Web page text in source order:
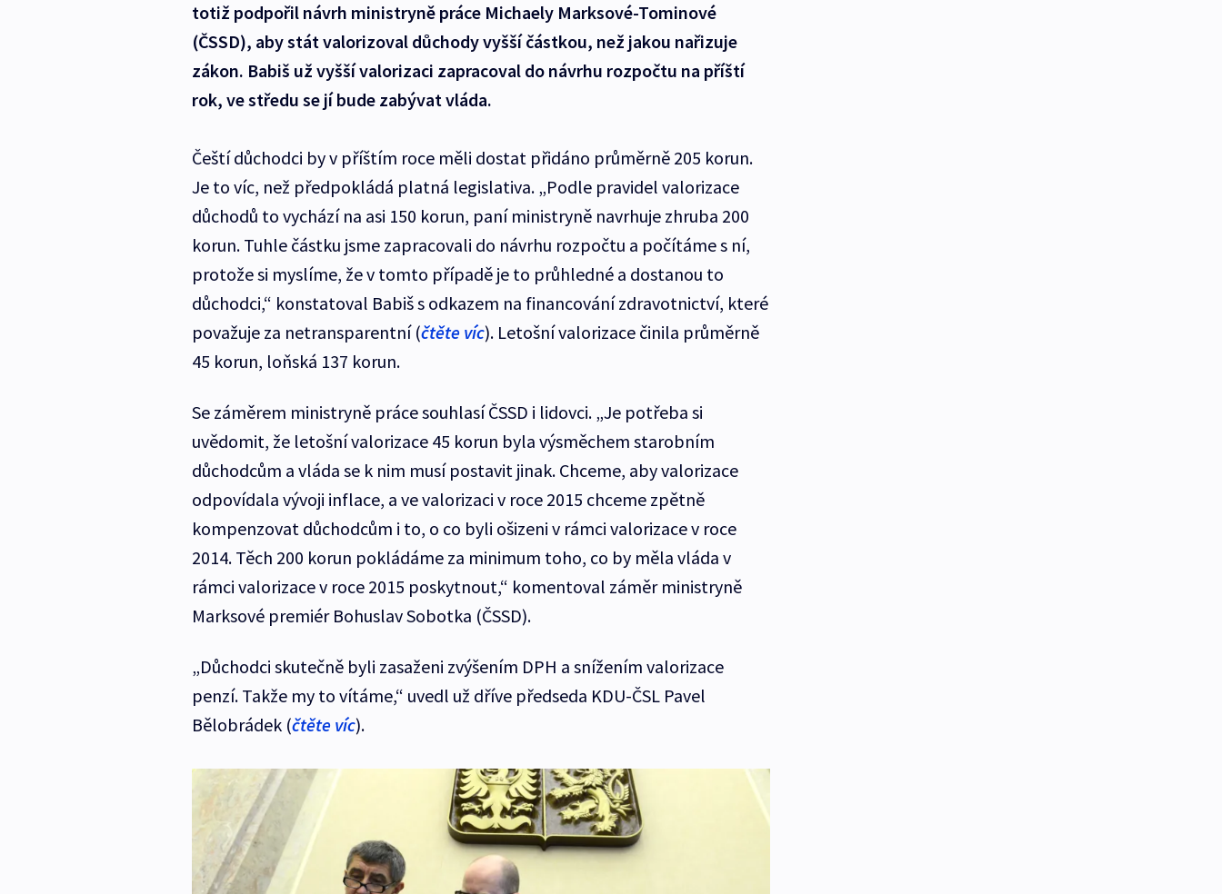
totiž podpořil návrh ministryně práce Michaely Marksové-Tominové
(ČSSD), aby stát valorizoval důchody vyšší částkou, než jakou nařizuje
zákon. Babiš už vyšší valorizaci zapracoval do návrhu rozpočtu na příští
rok, ve středu se jí bude zabývat vláda.
Čeští důchodci by v příštím roce měli dostat přidáno průměrně 205 korun.
Je to víc, než předpokládá platná legislativa. „Podle pravidel valorizace
důchodů to vychází na asi 150 korun, paní ministryně navrhuje zhruba 200
korun. Tuhle částku jsme zapracovali do návrhu rozpočtu a počítáme s ní,
protože si myslíme, že v tomto případě je to průhledné a dostanou to
důchodci,“ konstatoval Babiš s odkazem na financování zdravotnictví, které
považuje za netransparentní (čtěte víc). Letošní valorizace činila průměrně
45 korun, loňská 137 korun.
Se záměrem ministryně práce souhlasí ČSSD i lidovci. „Je potřeba si
uvědomit, že letošní valorizace 45 korun byla výsměchem starobním
důchodcům a vláda se k nim musí postavit jinak. Chceme, aby valorizace
odpovídala vývoji inflace, a ve valorizaci v roce 2015 chceme zpětně
kompenzovat důchodcům i to, o co byli ošizeni v rámci valorizace v roce
2014. Těch 200 korun pokládáme za minimum toho, co by měla vláda v
rámci valorizace v roce 2015 poskytnout,“ komentoval záměr ministryně
Marksové premiér Bohuslav Sobotka (ČSSD).
„Důchodci skutečně byli zasaženi zvýšením DPH a snížením valorizace
penzí. Takže my to vítáme,“ uvedl už dříve předseda KDU-ČSL Pavel
Bělobrádek (čtěte víc).